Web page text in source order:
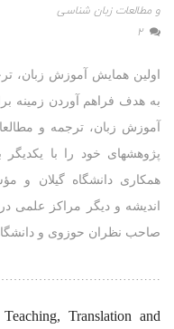
و مطالعات زبان شناسی
2
به هدف فراهم آوردن زمینه
آموزش زبان، ترجمه و
پژوهشهای خود را با یکدیگر
همکاری دانشگاه گیلان و
صاحب نظران حوزوی و
Translation and